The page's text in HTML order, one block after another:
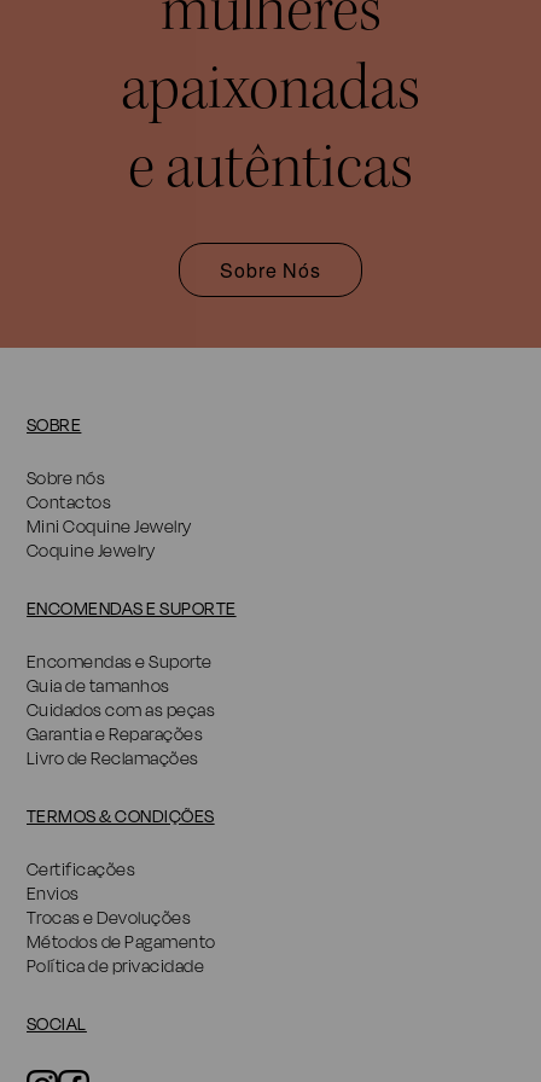
apaixonadas
e autênticas
Sobre Nós
SOBRE
Sobre nós
Contactos
Mini Coquine Jewelry
Coquine Jewelry
ENCOMENDAS E SUPORTE
Encomendas e Suporte
Guia de tamanhos
Cuidados com as peças
Garantia e Reparações
Livro de Reclamações
TERMOS & CONDIÇÕES
Certificações
Envios
Trocas e Devoluções
Métodos de Pagamento
Política de privacidade
SOCIAL